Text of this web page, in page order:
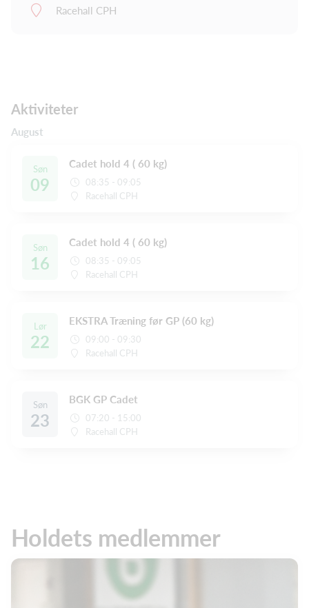
Racehall CPH
Aktiviteter
August
Søn
09
Cadet hold 4 ( 60 kg)
08:35 - 09:05
Racehall CPH
Søn
16
Cadet hold 4 ( 60 kg)
08:35 - 09:05
Racehall CPH
Lør
22
EKSTRA Træning før GP (60 kg)
09:00 - 09:30
Racehall CPH
Søn
23
BGK GP Cadet
07:20 - 15:00
Racehall CPH
Holdets medlemmer